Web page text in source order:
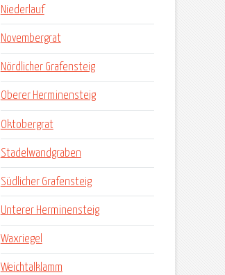
Niederlauf
Novembergrat
Nördlicher Grafensteig
Oberer Herminensteig
Oktobergrat
Stadelwandgraben
Südlicher Grafensteig
Unterer Herminensteig
Waxriegel
Weichtalklamm